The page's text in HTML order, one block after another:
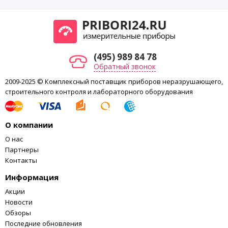
Высота рабочего пространства (включая ход), не менее, мм:
Ширина рабочего пространства, не менее, мм:
Габаритные размеры, ВхШхГ, не более, мм:
Масса, не более, кг:180
Напряжение питания, В:
230±10%
Потребляемая мощность, не более, ВА:
методика поверки.
(495) 989 84 78
Обратный звонок
2009-2025 © Комплексный поставщик приборов неразрушающего,
строительного контроля и лабораторного оборудования
О компании
О нас
Партнеры
Контакты
Информация
Акции
Новости
Обзоры
Последние обновления